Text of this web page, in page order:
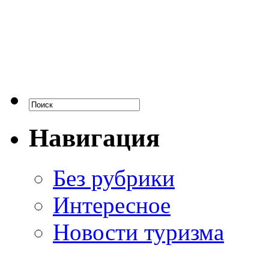
Навигация
Без рубрики
Интересное
Новости туризма